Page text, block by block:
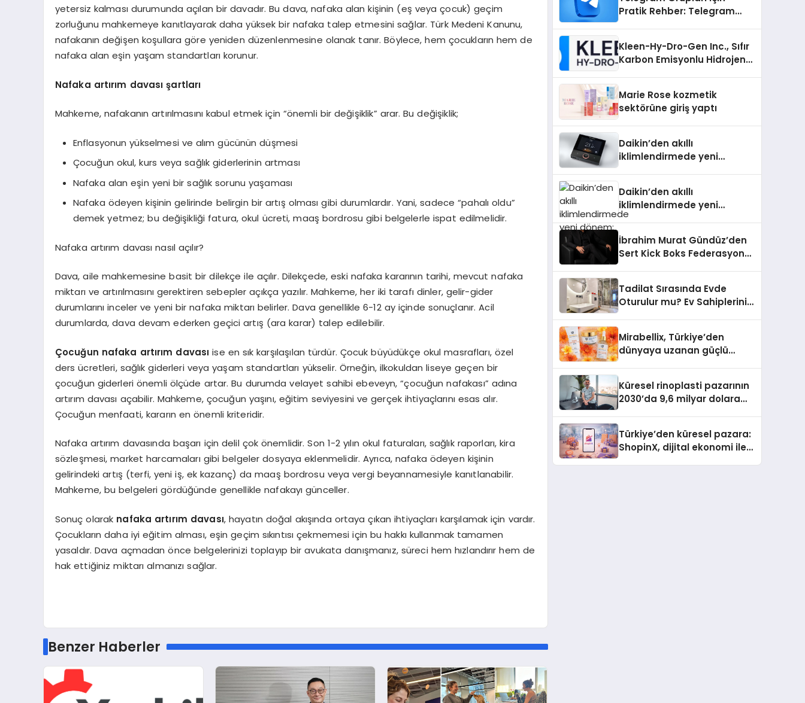
yetersiz kalması durumunda açılan bir davadır. Bu dava, nafaka alan kişinin (eş veya çocuk) geçim
zorluğunu mahkemeye kanıtlayarak daha yüksek bir nafaka talep etmesini sağlar. Türk Medeni Kanunu,
nafakanın değişen koşullara göre yeniden düzenlenmesine olanak tanır. Böylece, hem çocukların hem de
nafaka alan eşin yaşam standartları korunur.
Nafaka artırım davası şartları
Mahkeme, nafakanın artırılmasını kabul etmek için “önemli bir değişiklik” arar. Bu değişiklik;
Enflasyonun yükselmesi ve alım gücünün düşmesi
Çocuğun okul, kurs veya sağlık giderlerinin artması
Nafaka alan eşin yeni bir sağlık sorunu yaşaması
Nafaka ödeyen kişinin gelirinde belirgin bir artış olması gibi durumlardır. Yani, sadece “pahalı oldu”
demek yetmez; bu değişikliği fatura, okul ücreti, maaş bordrosu gibi belgelerle ispat edilmelidir.
Nafaka artırım davası nasıl açılır?
Dava, aile mahkemesine basit bir dilekçe ile açılır. Dilekçede, eski nafaka kararının tarihi, mevcut nafaka
miktarı ve artırılmasını gerektiren sebepler açıkça yazılır. Mahkeme, her iki tarafı dinler, gelir-gider
durumlarını inceler ve yeni bir nafaka miktarı belirler. Dava genellikle 6-12 ay içinde sonuçlanır. Acil
durumlarda, dava devam ederken geçici artış (ara karar) talep edilebilir.
Çocuğun nafaka artırım davası ise en sık karşılaşılan türdür. Çocuk büyüdükçe okul masrafları, özel
ders ücretleri, sağlık giderleri veya yaşam standartları yükselir. Örneğin, ilkokuldan liseye geçen bir
çocuğun giderleri önemli ölçüde artar. Bu durumda velayet sahibi ebeveyn, “çocuğun nafakası” adına
artırım davası açabilir. Mahkeme, çocuğun yaşını, eğitim seviyesini ve gerçek ihtiyaçlarını esas alır.
Çocuğun menfaati, kararın en önemli kriteridir.
Nafaka artırım davasında başarı için delil çok önemlidir. Son 1-2 yılın okul faturaları, sağlık raporları, kira
sözleşmesi, market harcamaları gibi belgeler dosyaya eklenmelidir. Ayrıca, nafaka ödeyen kişinin
gelirindeki artış (terfi, yeni iş, ek kazanç) da maaş bordrosu veya vergi beyannamesiyle kanıtlanabilir.
Mahkeme, bu belgeleri gördüğünde genellikle nafakayı günceller.
Sonuç olarak nafaka artırım davası, hayatın doğal akışında ortaya çıkan ihtiyaçları karşılamak için vardır.
Çocukların daha iyi eğitim alması, eşin geçim sıkıntısı çekmemesi için bu hakkı kullanmak tamamen
yasaldır. Dava açmadan önce belgelerinizi toplayıp bir avukata danışmanız, süreci hem hızlandırır hem de
hak ettiğiniz miktarı almanızı sağlar.
Benzer Haberler
Pratik Rehber: Telegram
Kleen-Hy-Dro-Gen Inc., Sıfır
Karbon Emisyonlu Hidrojen
Aldı
Marie Rose kozmetik
sektörüne giriş yaptı
Daikin’den akıllı
iklimlendirmede yeni
Daikin’den akıllı
iklimlendirmede yeni
dönem: Madoka Plus
İbrahim Murat Gündüz’den
Sert Kick Boks Federasyonu
Tadilat Sırasında Evde
Oturulur mu? Ev Sahiplerinin
Mirabellix, Türkiye’den
dünyaya uzanan güçlü
Küresel rinoplasti pazarının
2030’da 9,6 milyar dolara
Türkiye’den küresel pazara:
ShopinX, dijital ekonomi ile